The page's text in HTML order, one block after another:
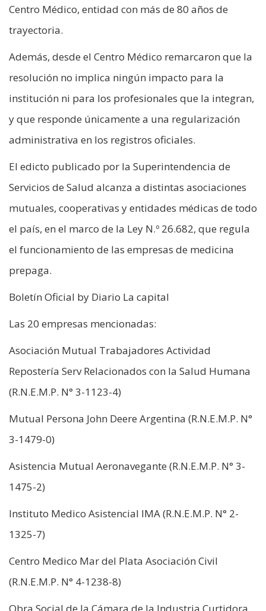
Centro Médico, entidad con más de 80 años de
trayectoria.
Además, desde el Centro Médico remarcaron que la
resolución no implica ningún impacto para la
institución ni para los profesionales que la integran,
y que responde únicamente a una regularización
administrativa en los registros oficiales.
El edicto publicado por la Superintendencia de
Servicios de Salud alcanza a distintas asociaciones
mutuales, cooperativas y entidades médicas de todo
el país, en el marco de la Ley N.º 26.682, que regula
el funcionamiento de las empresas de medicina
prepaga.
Boletín Oficial by Diario La capital
Las 20 empresas mencionadas:
Asociación Mutual Trabajadores Actividad
Repostería Serv Relacionados con la Salud Humana
(R.N.E.M.P. N° 3-1123-4)
Mutual Persona John Deere Argentina (R.N.E.M.P. N°
3-1479-0)
Asistencia Mutual Aeronavegante (R.N.E.M.P. N° 3-
1475-2)
Instituto Medico Asistencial IMA (R.N.E.M.P. N° 2-
1325-7)
Centro Medico Mar del Plata Asociación Civil
(R.N.E.M.P. N° 4-1238-8)